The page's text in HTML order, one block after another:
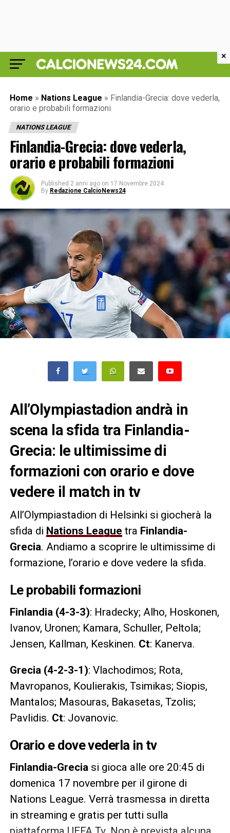
Home » Nations League » Finlandia-Grecia: dove vederla,
orario e probabili formazioni
NATIONS LEAGUE
Finlandia-Grecia: dove vederla,
orario e probabili formazioni
Published 2 anni ago on 17 Novembre 2024
By Redazione CalcioNews24
All’Olympiastadion andrà in
scena la sfida tra Finlandia-
Grecia: le ultimissime di
formazioni con orario e dove
vedere il match in tv
All’Olympiastadion di Helsinki si giocherà la
sfida di Nations League tra Finlandia-
Grecia. Andiamo a scoprire le ultimissime di
formazione, l’orario e dove vedere la sfida.
Le probabili formazioni
Finlandia (4-3-3): Hradecky; Alho, Hoskonen,
Ivanov, Uronen; Kamara, Schuller, Peltola;
Jensen, Kallman, Keskinen. Ct: Kanerva.
Grecia (4-2-3-1): Vlachodimos; Rota,
Mavropanos, Koulierakis, Tsimikas; Siopis,
Mantalos; Masouras, Bakasetas, Tzolis;
Pavlidis. Ct: Jovanovic.
Orario e dove vederla in tv
Finlandia-Grecia si gioca alle ore 20:45 di
domenica 17 novembre per il girone di
Nations League. Verrà trasmessa in diretta
in streaming e gratis per tutti sulla
×